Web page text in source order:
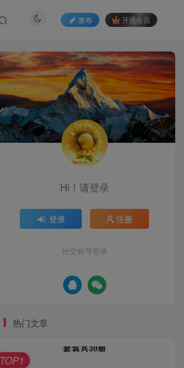
发布 开通会员
Hi！请登录
登录 注册
社交账号登录
热门文章
TOP1